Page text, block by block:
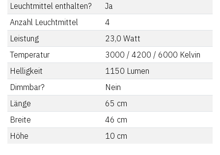
Leuchtmittel enthalten?
Ja
Anzahl Leuchtmittel
4
Leistung
23,0 Watt
Temperatur
3000 / 4200 / 6000 Kelvin
Helligkeit
1150 Lumen
Dimmbar?
Nein
Länge
65 cm
Breite
46 cm
Höhe
10 cm